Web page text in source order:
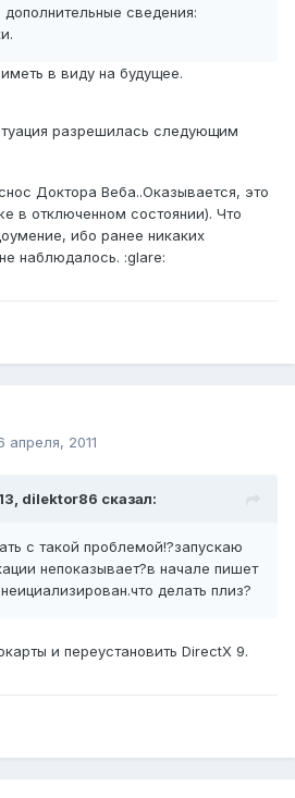
сведения:
в виду на будущее.
разрешилась следующим
Доктора Веба..Оказывается, это
в отключенном состоянии). Что
ибо ранее никаких
наблюдалось. :glare:
апреля, 2011
dilektor86 сказал:
с такой проблемой!?запускаю
непоказывает?в начале пишет
делать плиз?
и переустановить DirectX 9.